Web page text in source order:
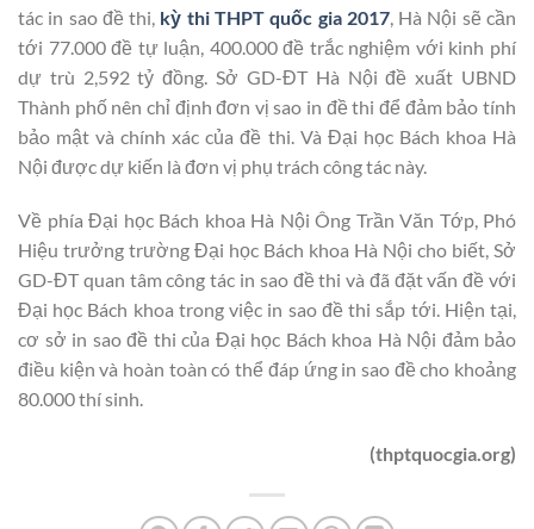
tác in sao đề thi, kỳ thi THPT quốc gia 2017, Hà Nội sẽ cần
tới 77.000 đề tự luận, 400.000 đề trắc nghiệm với kinh phí
dự trù 2,592 tỷ đồng. Sở GD-ĐT Hà Nội đề xuất UBND
Thành phố nên chỉ định đơn vị sao in đề thi để đảm bảo tính
bảo mật và chính xác của đề thi. Và Đại học Bách khoa Hà
Nội được dự kiến là đơn vị phụ trách công tác này.
Về phía Đại học Bách khoa Hà Nội Ông Trần Văn Tớp, Phó
Hiệu trưởng trường Đại học Bách khoa Hà Nội cho biết, Sở
GD-ĐT quan tâm công tác in sao đề thi và đã đặt vấn đề với
Đại học Bách khoa trong việc in sao đề thi sắp tới. Hiện tại,
cơ sở in sao đề thi của Đại học Bách khoa Hà Nội đảm bảo
điều kiện và hoàn toàn có thể đáp ứng in sao đề cho khoảng
80.000 thí sinh.
(thptquocgia.org)